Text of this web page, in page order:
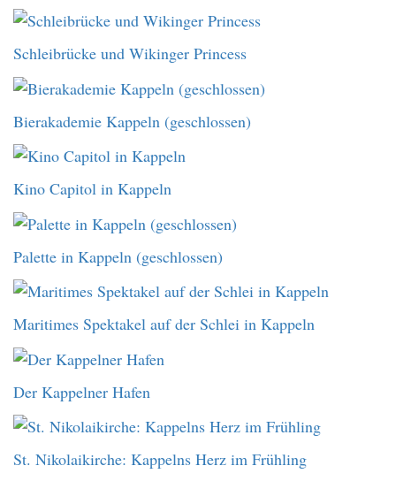
Schleibrücke und Wikinger Princess
Bierakademie Kappeln (geschlossen)
Kino Capitol in Kappeln
Palette in Kappeln (geschlossen)
Maritimes Spektakel auf der Schlei in Kappeln
Der Kappelner Hafen
St. Nikolaikirche: Kappelns Herz im Frühling